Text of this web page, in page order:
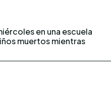
en una escuela
muertos mientras